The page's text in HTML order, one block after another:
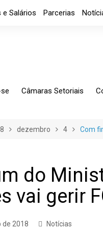
e Salários Parcerias
Ética
Câmaras Setoriais
Artefatos Metálicos
Ferramentas de
Usinagem
Câmara de
dezembro 4 Com
do
vai gerir
de 2018 Notícias